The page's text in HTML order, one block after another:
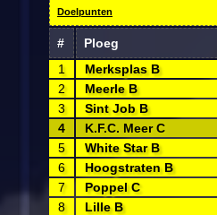
Doelpunten
#
Ploeg
1
Merksplas B
2
Meerle B
3
Sint Job B
4
K.F.C. Meer C
5
White Star B
6
Hoogstraten B
7
Poppel C
8
Lille B